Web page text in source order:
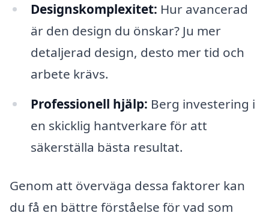
Designskomplexitet: Hur avancerad
är den design du önskar? Ju mer
detaljerad design, desto mer tid och
arbete krävs.
Professionell hjälp: Berg investering i
en skicklig hantverkare för att
säkerställa bästa resultat.
Genom att överväga dessa faktorer kan
du få en bättre förståelse för vad som